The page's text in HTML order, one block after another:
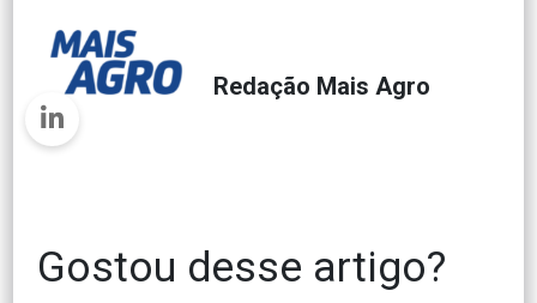
Redação Mais Agro
Gostou desse artigo?